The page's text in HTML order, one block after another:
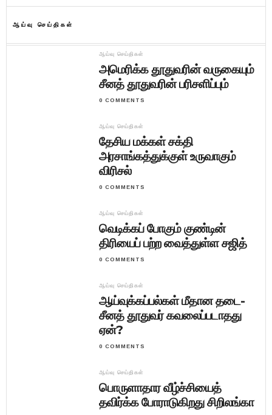
ஆய்வு செய்திகள்
ஆய்வு செய்திகள்
அமெரிக்க தூதுவரின் வருகையும்
சீனத் தூதுவரின் பரிசளிப்பும்
0 COMMENTS
ஆய்வு செய்திகள்
தேசிய மக்கள் சக்தி
அரசாங்கத்துக்குள் உருவாகும்
விரிசல்
0 COMMENTS
ஆய்வு செய்திகள்
வெடிக்கப் போகும் குண்டின்
திரியைப் பற்ற வைத்துள்ள சஜித்
0 COMMENTS
ஆய்வு செய்திகள்
ஆய்வுக்கப்பல்கள் மீதான தடை-
சீனத் தூதுவர் கவலைப்படாதது
ஏன்?
0 COMMENTS
ஆய்வு செய்திகள்
பொருளாதார வீழ்ச்சியைத்
தவிர்க்க போராடுகிறது சிறிலங்கா